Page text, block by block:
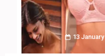
13 January